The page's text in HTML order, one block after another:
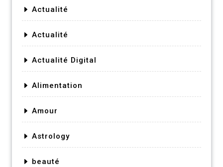
Actualité
Actualité
Actualité Digital
Alimentation
Amour
Astrology
beauté